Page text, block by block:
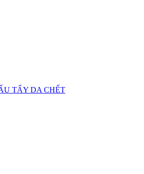
TẨY DA CHẾT